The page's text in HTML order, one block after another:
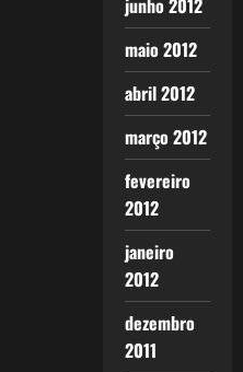
junho 2012
maio 2012
abril 2012
março 2012
fevereiro
2012
janeiro
2012
dezembro
2011